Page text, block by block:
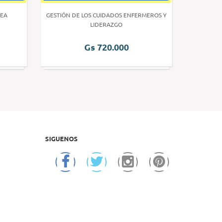
GESTIÓN DE LOS CUIDADOS ENFERMEROS Y
LIDERAZGO
Gs 720.000
SIGUENOS